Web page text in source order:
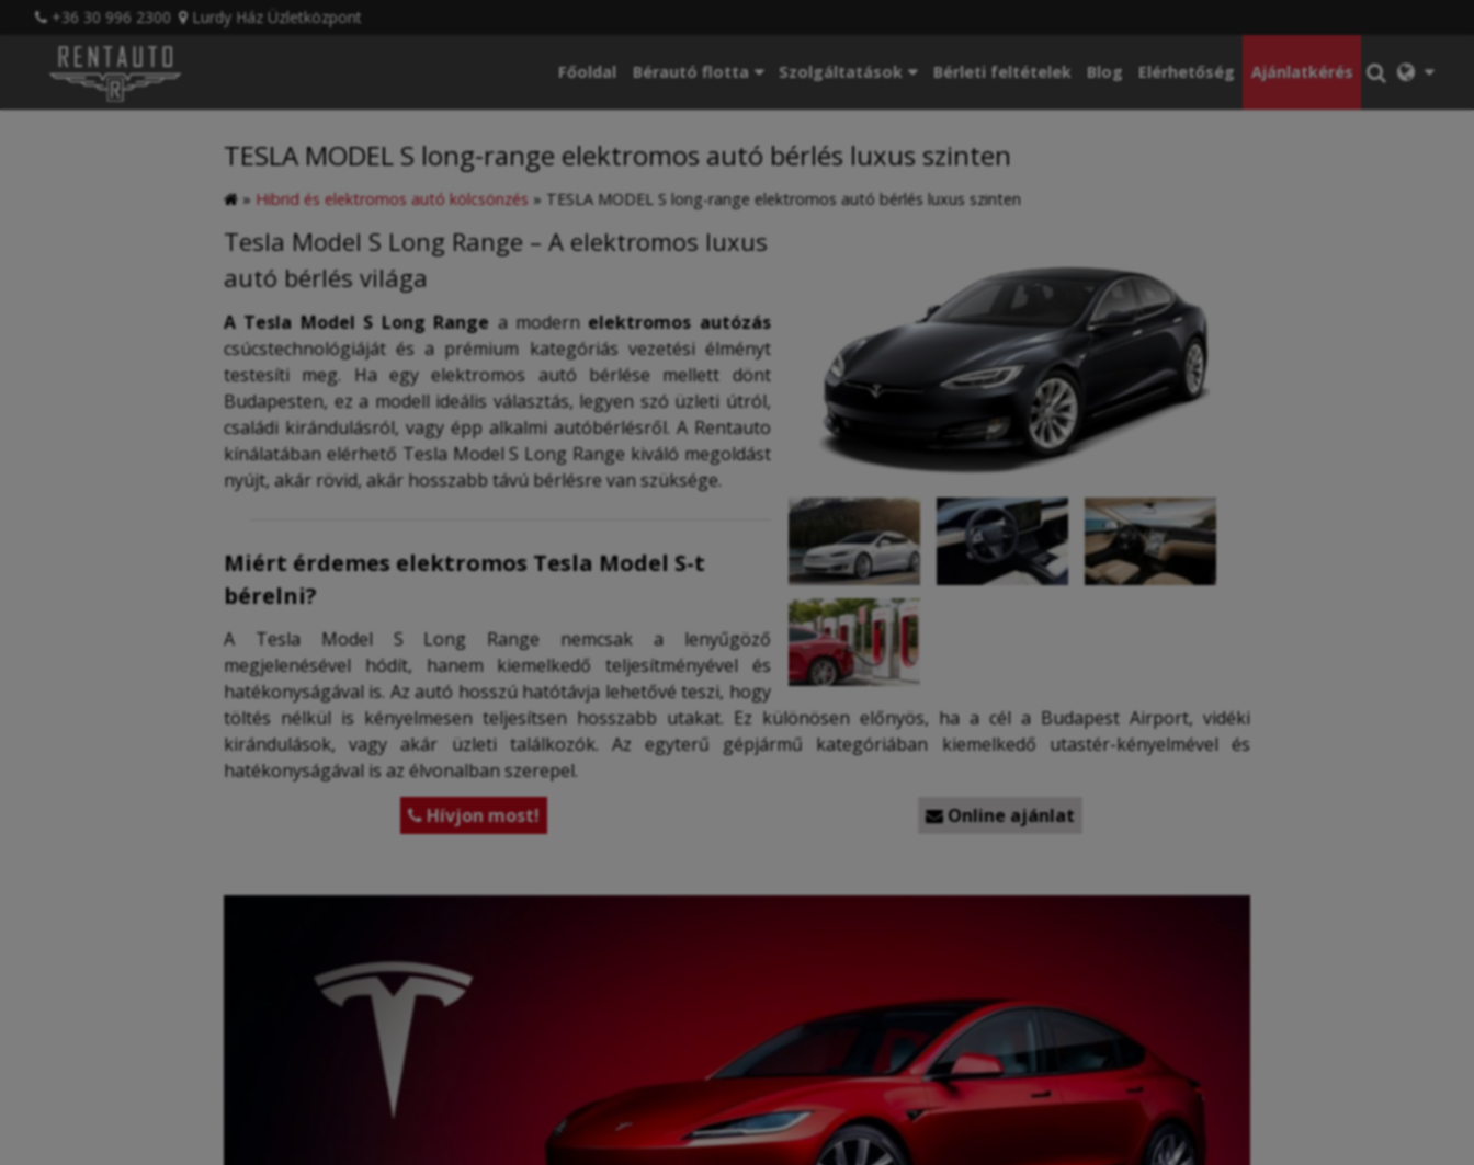
+36 30 996 2300 Lurdy Ház Üzletközpont
Főoldal Bérautó flotta Szolgáltatások Bérleti feltételek Blog Elérhetőség Ajánlatkérés
TESLA MODEL S long-range elektromos autó bérlés luxus szinten
» Hibrid és elektromos autó kölcsönzés » TESLA MODEL S long-range elektromos autó bérlés luxus szinten
Tesla Model S Long Range – A elektromos luxus
autó bérlés világa
A Tesla Model S Long Range a modernelektromos autózás
csúcstechnológiáját és a prémium kategóriás vezetési élményt
testesíti meg. Ha egy elektromos autó bérlése mellett dönt
Budapesten, ez a modell ideális választás, legyen szó üzleti útról,
családi kirándulásról, vagy épp alkalmi autóbérlésről. A Rentauto
kínálatában elérhető Tesla Model S Long Range kiváló megoldást
nyújt, akár rövid, akár hosszabb távú bérlésre van szüksége.
Miért érdemes elektromos Tesla Model S-t
bérelni?
A Tesla Model S Long Range nemcsak a lenyűgöző
megjelenésével hódít, hanem kiemelkedő teljesítményével és
hatékonyságával is. Az autó hosszú hatótávja lehetővé teszi, hogy
töltés nélkül is kényelmesen teljesítsen hosszabb utakat. Ez különösen előnyös, ha a cél a Budapest Airport, vidéki
kirándulások, vagy akár üzleti találkozók. Az egyterű gépjármű kategóriában kiemelkedő utastér-kényelmével és
hatékonyságával is az élvonalban szerepel.
 Hívjon most! Online ajánlat